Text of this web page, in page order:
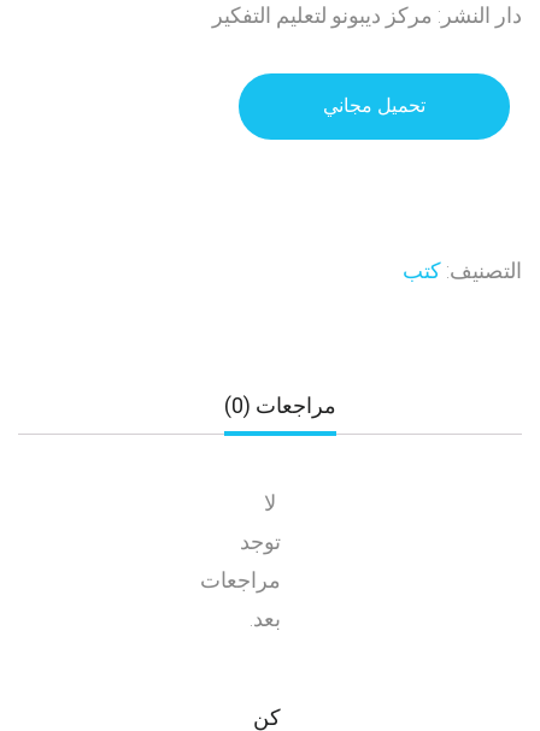
دار النشر: مركز ديبونو لتعليم التفكير
تحميل مجاني
التصنيف: كتب
مراجعات (0)
لا
توجد
مراجعات
بعد.
كن